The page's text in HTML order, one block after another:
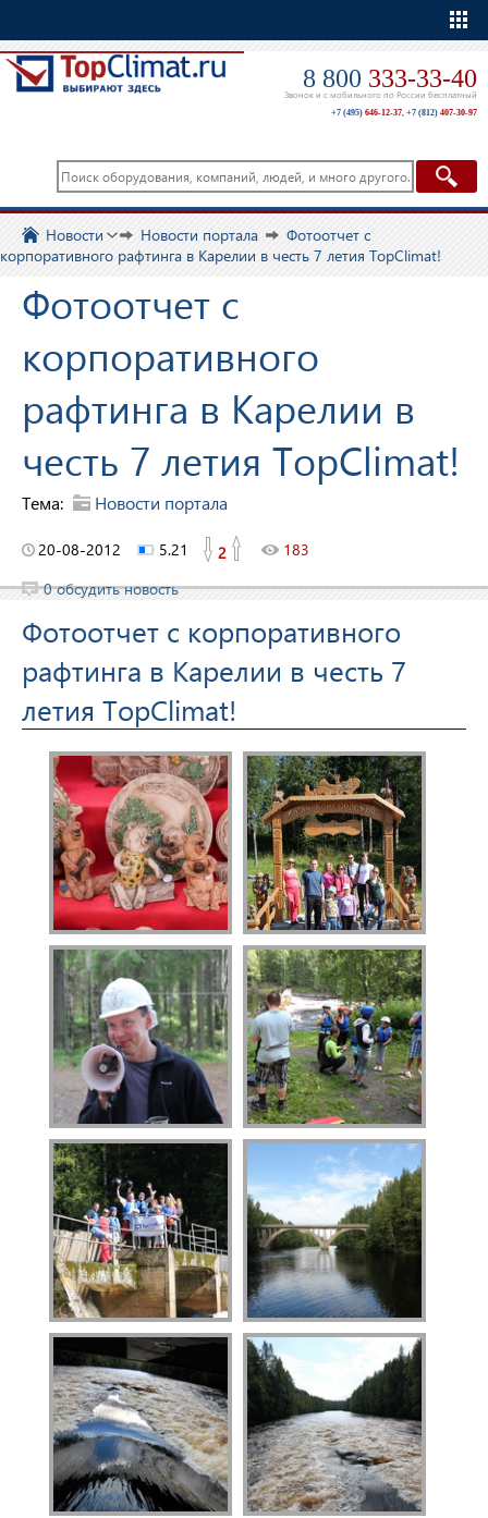
8 800 333-33-40
Звонок и с мобильного по России бесплатный
+7 (495) 646-12-37, +7 (812) 407-30-97
Новости Новости портала
Фотоотчет с
корпоративного рафтинга в Карелии в честь 7 летия TopClimat!
Фотоотчет с
корпоративного
рафтинга в Карелии в
честь 7 летия TopClimat!
Тема: Новости портала
20-08-2012 5.21 2
183
0 обсудить новость
Фотоотчет с корпоративного
рафтинга в Карелии в честь 7
летия TopClimat!